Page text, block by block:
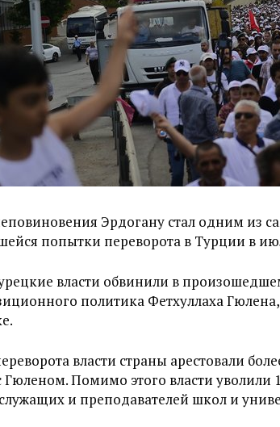
Эрдогану стал одним из
попытки переворота в Турции в
власти обвинили в
политика Фетхуллаха
власти страны арестовали
Гюленом. Помимо этого власти уволили
и преподавателей школ и